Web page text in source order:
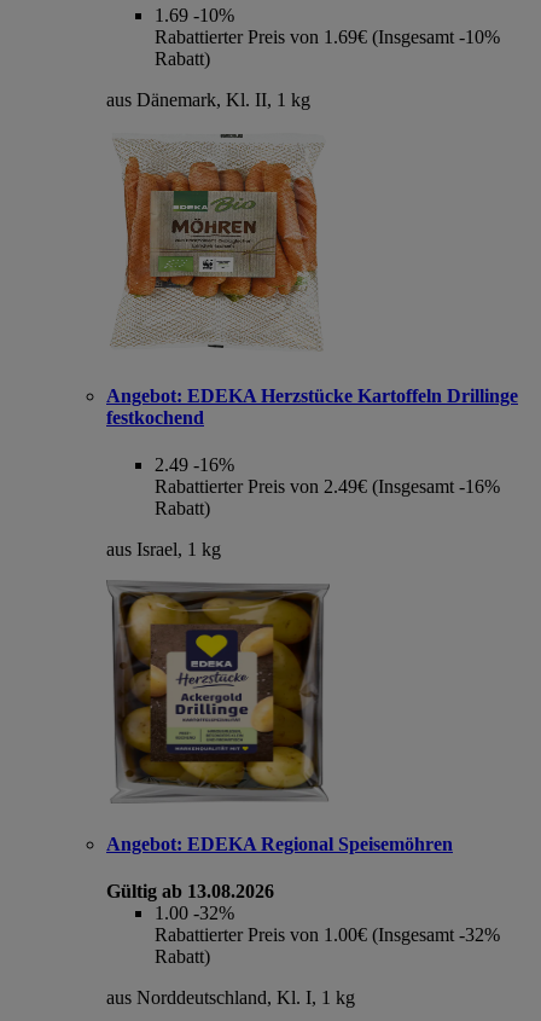
1.69 -10%
Rabattierter Preis von 1.69€ (Insgesamt -10%
Rabatt)
aus Dänemark, Kl. II, 1 kg
Angebot: EDEKA Herzstücke Kartoffeln Drillinge
festkochend
2.49 -16%
Rabattierter Preis von 2.49€ (Insgesamt -16%
Rabatt)
aus Israel, 1 kg
Angebot: EDEKA Regional Speisemöhren
Gültig ab 13.08.2026
1.00 -32%
Rabattierter Preis von 1.00€ (Insgesamt -32%
Rabatt)
aus Norddeutschland, Kl. I, 1 kg